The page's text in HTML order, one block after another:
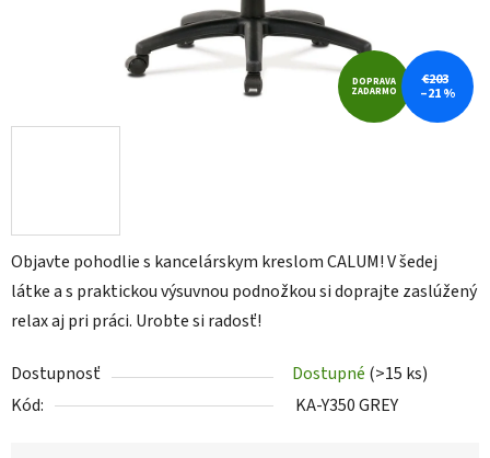
Objavte pohodlie s kancelárskym kreslom CALUM! V šedej
látke a s praktickou výsuvnou podnožkou si doprajte zaslúžený
relax aj pri práci. Urobte si radosť!
Dostupnosť Dostupné (>15 ks)
Kód:
KA-Y350 GREY
DOPRAVA
ZADARMO
€203
–21 %